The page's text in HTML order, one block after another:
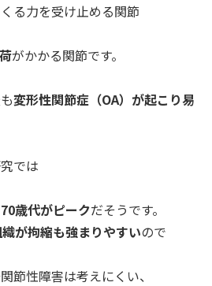
る力を受け止める関節
がかかる関節です。
変形性関節症（OA）が起こり易
では
70歳代がピークだそうです。
が拘縮も強まりやすいので
節性障害は考えにくい、